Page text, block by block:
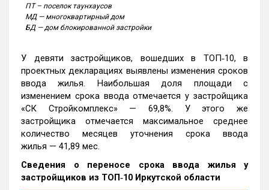
ПТ – поселок таунхаусов
МД — многоквартирный дом
БД — дом блокированной застройки
У девяти застройщиков, вошедших в ТОП‑10, в
проектных декларациях выявлены изменения сроков
ввода жилья. Наибольшая доля площади с
изменением срока ввода отмечается у застройщика
«СК Стройкомплекс» — 69,8%. У этого же
застройщика отмечается максимальное среднее
количество месяцев уточнения срока ввода
жилья — 41,89 мес.
Сведения о переносе срока ввода жилья у
застройщиков из ТОП‑10 Иркутской области